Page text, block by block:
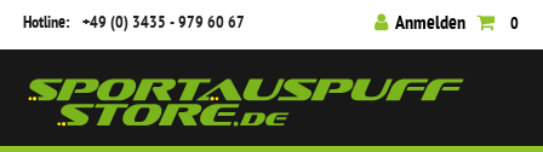
Hotline: +49 (0) 3435 - 979 60 67 Anmelden 0